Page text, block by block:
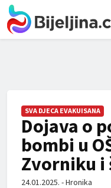
SVA DJECA EVAKUISANA
Dojava o
bombi u
Zvorniku i
24.01.2025. - Hronika